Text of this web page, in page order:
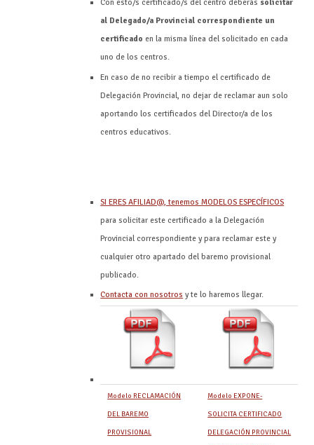
Con esto/s certificado/s del centro deberás solicitar
al Delegado/a Provincial correspondiente un
certificado en la misma línea del solicitado en cada
uno de los centros.
En caso de no recibir a tiempo el certificado de
Delegación Provincial, no dejar de reclamar aun solo
aportando los certificados del Director/a de los
centros educativos.
SI ERES AFILIAD@, tenemos MODELOS ESPECÍFICOS
para solicitar este certificado a la Delegación
Provincial correspondiente y para reclamar este y
cualquier otro apartado del baremo provisional
publicado.
Contacta con nosotros y te lo haremos llegar.
Modelo RECLAMACIÓN
DEL BAREMO
PROVISIONAL
Modelo EXPONE-
SOLICITA CERTIFICADO
DELEGACIÓN PROVINCIAL